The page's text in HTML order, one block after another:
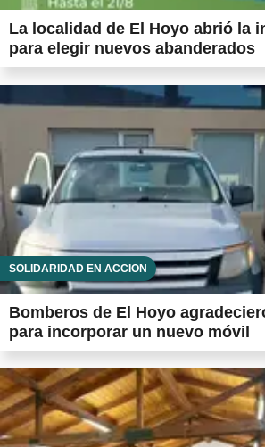
La localidad de El Hoyo abrió la
para elegir nuevos abanderados
SOLIDARIDAD EN ACCIÓN
Bomberos de El Hoyo
para incorporar un nuevo móvil